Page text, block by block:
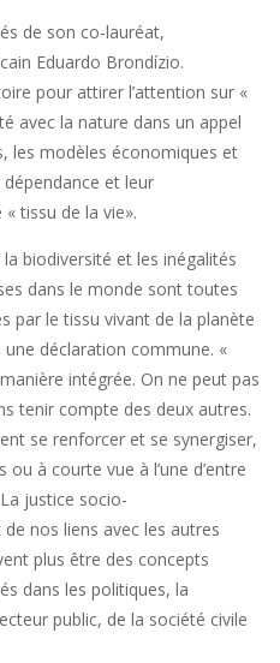
de son co-lauréat,
Eduardo Brondízio.
pour attirer l’attention sur «
avec la nature dans un appel
les modèles économiques et
et leur
tissu de la vie».
biodiversité et les inégalités
dans le monde sont toutes
par le tissu vivant de la planète
déclaration commune. «
intégrée. On ne peut pas
tenir compte des deux autres.
se renforcer et se synergiser,
à courte vue à l’une d’entre
justice socio-
nos liens avec les autres
plus être des concepts
dans les politiques, la
public, de la société civile